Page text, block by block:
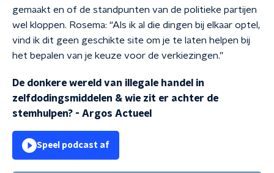
gemaakt en of de standpunten van de politieke partijen
wel kloppen. Rosema: “Als ik al die dingen bij elkaar optel,
vind ik dit geen geschikte site om je te laten helpen bij
het bepalen van je keuze voor de verkiezingen.”
De donkere wereld van illegale handel in
zelfdodingsmiddelen & wie zit er achter de
stemhulpen? - Argos Actueel
Speel podcast af